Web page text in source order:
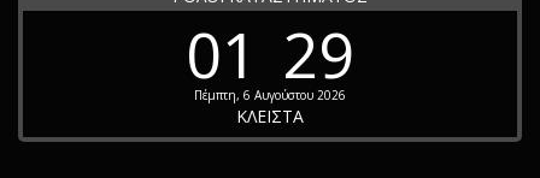
01 29
Πέμπτη, 6 Αυγούστου 2026
ΚΛΕΙΣΤΑ